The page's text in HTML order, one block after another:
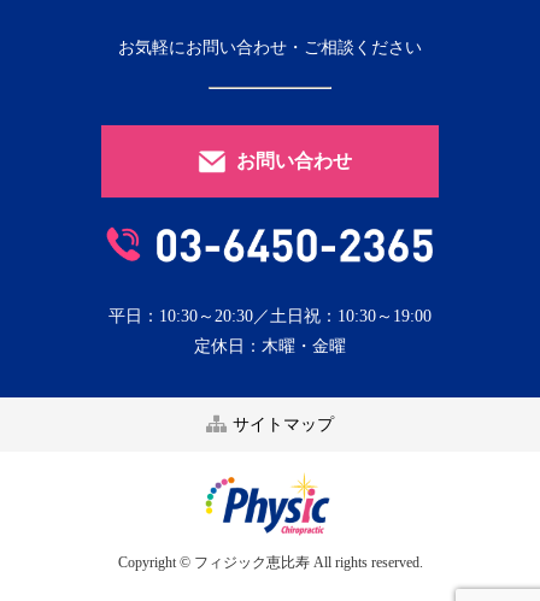
お気軽にお問い合わせ・ご相談ください
お問い合わせ
平日：10:30～20:30／土日祝：10:30～19:00
定休日：木曜・金曜
サイトマップ
Copyright © フィジック恵比寿 All rights reserved.